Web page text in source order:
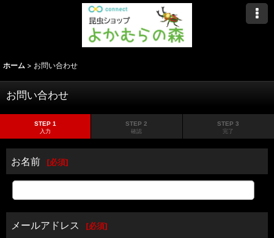
ホーム > お問い合わせ
お問い合わせ
STEP 1
入力
STEP 2
確認
STEP 3
完了
お名前 [必須]
メールアドレス [必須]